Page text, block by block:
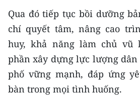
Qua đó tiếp tục bồi dưỡng
chí quyết tâm, nâng cao
huy, khả năng làm chủ vũ
phần xây dựng lực lượng
phố vững mạnh, đáp ứng
bàn trong mọi tình huống.